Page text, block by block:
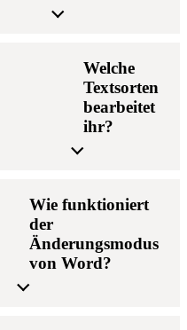
Welche
Textsorten
bearbeitet
ihr?
Wie funktioniert
der
Änderungsmodus
von Word?